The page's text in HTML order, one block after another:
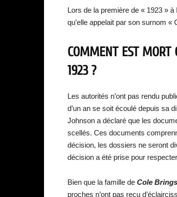
Lors de la première de « 1923 »
qu’elle appelait par son surnom «
COMMENT EST MORT
1923 ?
Les autorités n’ont pas rendu
d’un an se soit écoulé depuis sa
Johnson a déclaré que les
scellés. Ces documents
décision, les dossiers ne seront
décision a été prise pour
Bien que la famille de Cole
proches n’ont pas reçu